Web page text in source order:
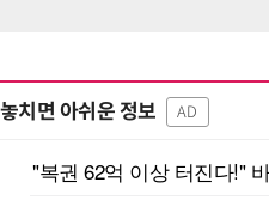
놓치면 아쉬운 정보 AD